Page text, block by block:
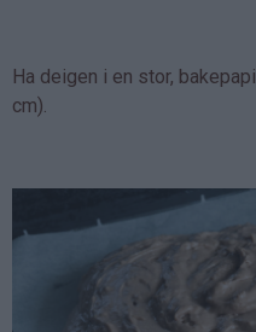
Ha deigen i en stor,
cm).